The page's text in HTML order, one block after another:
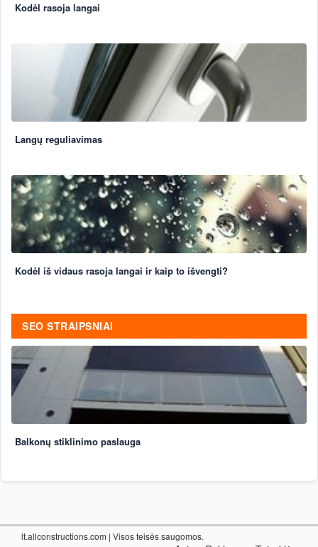
Kodėl rasoja langai
Langų reguliavimas
Kodėl iš vidaus rasoja langai ir kaip to išvengti?
SEO STRAIPSNIAI
Balkonų stiklinimo paslauga
lt.allconstructions.com | Visos teisės saugomos.